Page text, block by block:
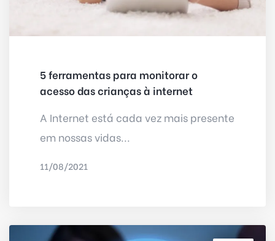
5 ferramentas para monitorar o
acesso das crianças à internet
A Internet está cada vez mais presente
em nossas vidas...
11/08/2021